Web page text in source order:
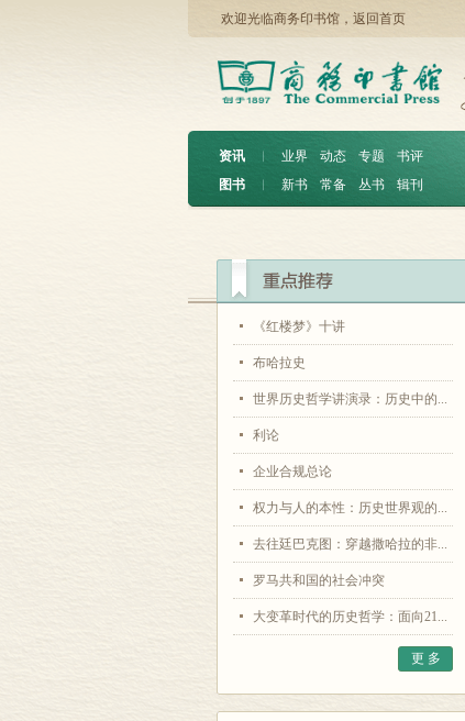
欢迎光临商务印书馆， 返回首页
资讯 ︱ 业界 动态 专题
书评
图书
︱ 新书 常备 丛书 辑刊
《红楼梦》十讲
布哈拉史
世界历史哲学讲演录：历史中的...
利论
企业合规总论
权力与人的本性：历史世界观的...
去往廷巴克图：穿越撒哈拉的非...
罗马共和国的社会冲突
大变革时代的历史哲学：面向21...
更 多